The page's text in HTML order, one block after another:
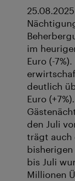
im
Euro (-
deutlich
Euro
den Juli
trägt auch
bisherigen
bis Juli
Millionen